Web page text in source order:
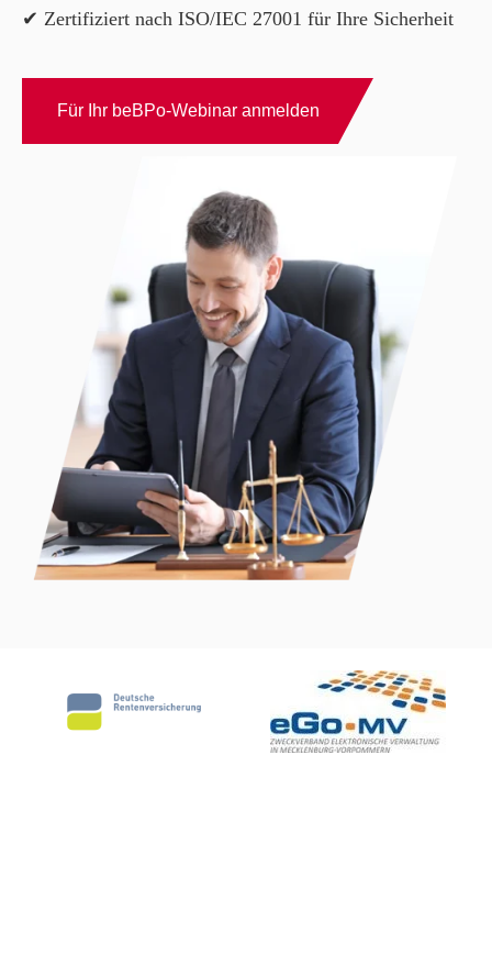
✔ Zertifiziert nach ISO/IEC 27001 für Ihre Sicherheit
Für Ihr beBPo-Webinar anmelden